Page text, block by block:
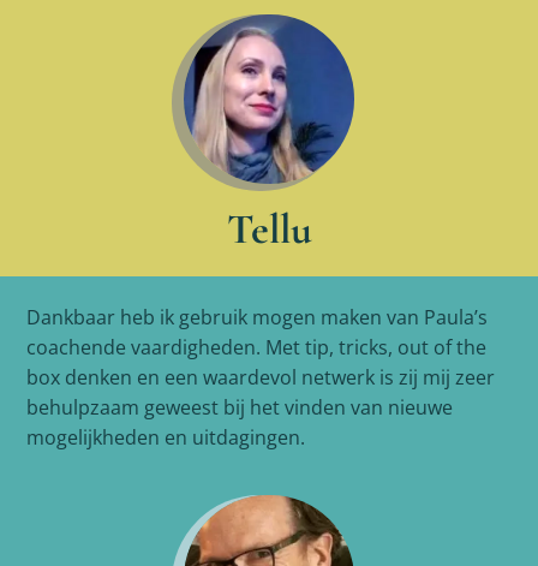
Tellu
Dankbaar heb ik gebruik mogen maken van Paula’s
coachende vaardigheden. Met tip, tricks, out of the
box denken en een waardevol netwerk is zij mij zeer
behulpzaam geweest bij het vinden van nieuwe
mogelijkheden en uitdagingen.